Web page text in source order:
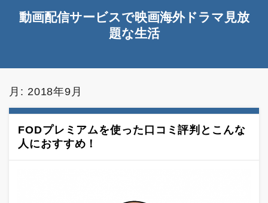
動画配信サービスで映画海外ドラマ見放
題な生活
月: 2018年9月
FODプレミアムを使った口コミ評判とこんな
人におすすめ！